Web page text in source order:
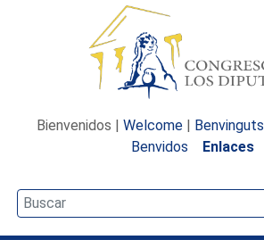
Bienvenidos | Welcome | Benvinguts
Benvidos
Enlaces